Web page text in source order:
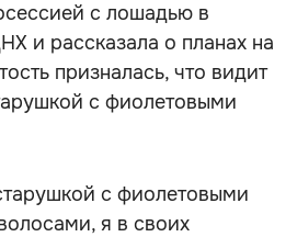
с лошадью в
и рассказала о планах на
призналась, что видит
с фиолетовыми
с фиолетовыми
я в своих